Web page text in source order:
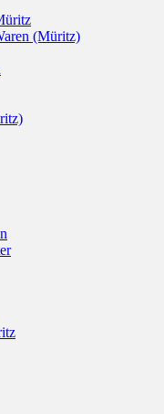
(Müritz)